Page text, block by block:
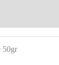
50gr